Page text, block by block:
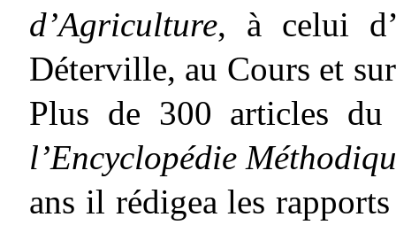
d’Agriculture, à celui
Déterville, au Cours et
Plus de 300 articles
l’Encyclopédie
ans il rédigea les